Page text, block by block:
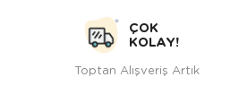
ÇOK
KOLAY!
Toptan Alışveriş Artık